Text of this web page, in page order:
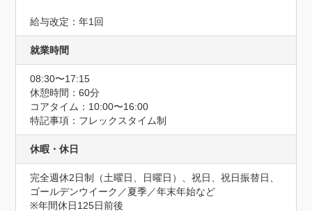
給与改定：年1回
就業時間
08:30〜17:15
休憩時間：60分
コアタイム：10:00〜16:00
特記事項：フレックスタイム制
休暇・休日
完全週休2日制（土曜日、日曜日）、祝日、祝日振替日、
ゴールデンウイーク／夏季／年末年始など
※年間休日125日前後